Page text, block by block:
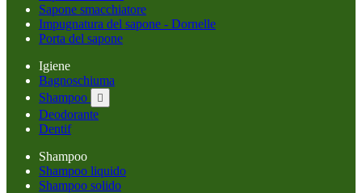
Sapone smacchiatore
Impugnatura del sapone - Dornelle
Porta del sapone
Igiene
Bagnoschiuma
Shampoo

Deodorante
Dentif
Shampoo
Shampoo liquido
Shampoo solido